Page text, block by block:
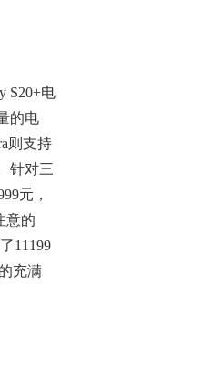
S20+电
的电
则支持
针对三
元，
意的
11199
充满